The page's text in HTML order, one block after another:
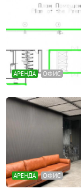
АРЕНДА ОФИС
АРЕНДА ОФИС